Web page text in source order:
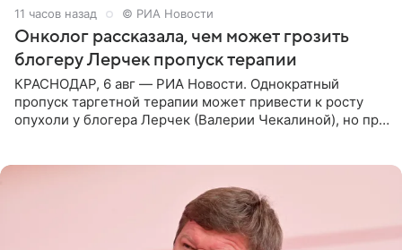
11 часов назад © РИА Новости
Онколог рассказала, чем может грозить
блогеру Лерчек пропуск терапии
КРАСНОДАР, 6 авг — РИА Новости. Однократный
пропуск таргетной терапии может привести к росту
опухоли у блогера Лерчек (Валерии Чекалиной), но при